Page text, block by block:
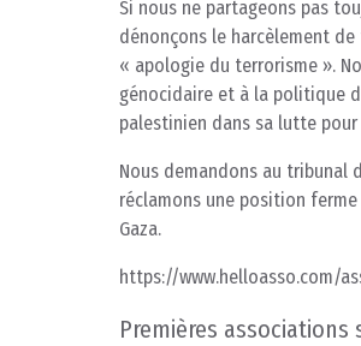
Si nous ne partageons pas
dénonçons le harcèlement
« apologie du terrorisme ».
génocidaire et à la politique
palestinien dans sa lutte
Nous demandons au tribunal
réclamons une position
Gaza.
https://www.helloasso.com/
Premières associations